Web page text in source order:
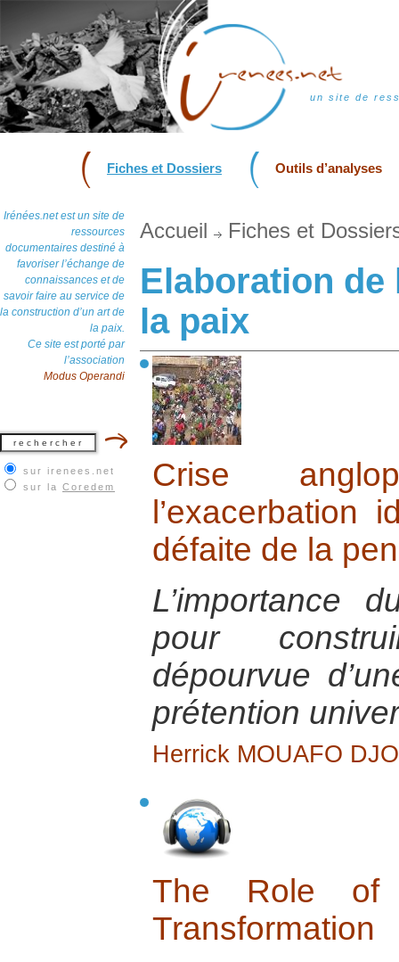
un site de
Fiches et Dossiers Outils d’analyses
Irénées.net est un site de
ressources
documentaires destiné à
favoriser l’échange de
connaissances et de
savoir faire au service de
la construction d’un art de
la paix.
Ce site est porté par
l’association
Modus Operandi
sur irenees.net
sur la Coredem
Accueil Fiches et
Elaboration de
la paix
Crise
l’exacerbation
défaite de la
L’importance
pour
dépourvue
prétention
Herrick MOUAFO
The Role of
Transformation